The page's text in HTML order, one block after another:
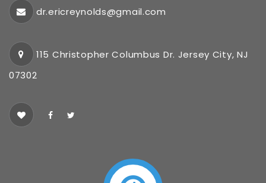
dr.ericreynolds@gmail.com
115 Christopher Columbus Dr. Jersey City, NJ
07302